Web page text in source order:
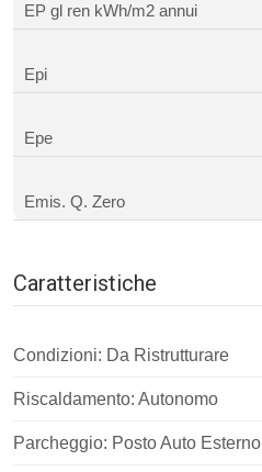
EP gl ren kWh/m2 annui
Epi
Epe
Emis. Q. Zero
Caratteristiche
Condizioni: Da Ristrutturare
Riscaldamento: Autonomo
Parcheggio: Posto Auto Esterno